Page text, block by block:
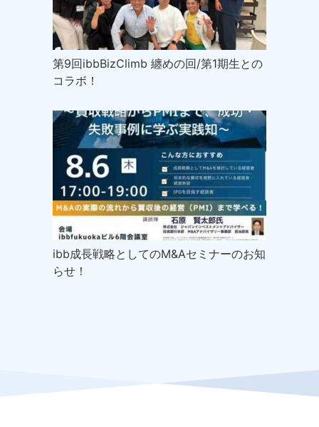
第9回ibbBizClimb 纏めの回/第1期生との
コラボ！
ibb成長戦略としてのM&Aセミナーのお知
らせ！